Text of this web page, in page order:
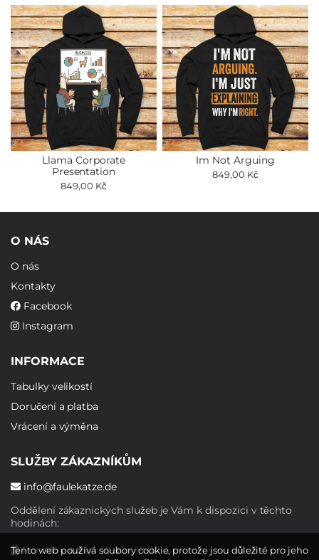
Llama Corporate
Presentation
849,00 Kč
Im Not Arguing
849,00 Kč
O NÁS
O nás
Kontakty
Facebook
Instagram
INFORMACE
Tabulky velikostí
Doručení a platba
Vrácení a výměna
SLUŽBY ZÁKAZNÍKŮM
info@faulekatze.de
Oddělení zákaznických služeb je Vám k dispozici v těchto
hodinách:
Pondělí - pátek: 10:00 - 19:00
Tento web používá soubory cookie, protože jsou důležité pro jeho